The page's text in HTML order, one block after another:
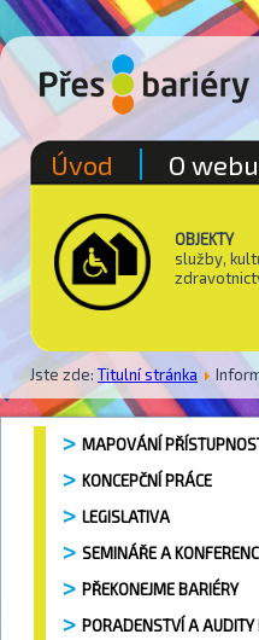
OBJEKTY
služby,
Jste zde: Titulní stránka
Úvod O webu
MAPOVÁNÍ
KONCEPČNÍ PRÁCE
LEGISLATIVA
SEMINÁŘE A
PŘEKONEJME BARIÉRY
PORADENSTVÍ A